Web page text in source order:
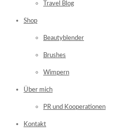
Travel Blog
Shop
Beautyblender
Brushes
Wimpern
Über mich
PR und Kooperationen
Kontakt